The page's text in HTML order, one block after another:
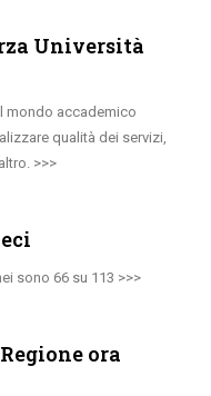
Università
mondo accademico
qualità dei servizi,
sono 66 su 113
ora